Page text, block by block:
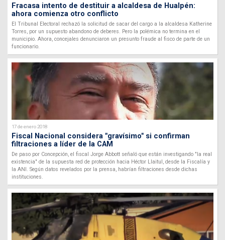
Fracasa intento de destituir a alcaldesa de Hualpén:
ahora comienza otro conflicto
El Tribunal Electoral rechazó la solicitud de sacar del cargo a la alcaldesa Katherine
Torres, por un supuesto abandono de deberes. Pero la polémica no termina en el
municipio. Ahora, concejales denunciaron un presunto fraude al fisco de parte de un
funcionario.
17 de enero 2018
Fiscal Nacional considera "gravísimo" si confirman
filtraciones a líder de la CAM
De paso por Concepción, el fiscal Jorge Abbott señaló que están investigando "la real
existencia" de la supuesta red de protección hacia Héctor Llaitul, desde la Fiscalía y
la ANI. Según datos revelados por la prensa, habrían filtraciones desde dichas
instituciones.